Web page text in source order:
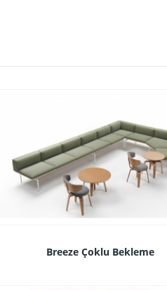
Breeze Çoklu Bekleme